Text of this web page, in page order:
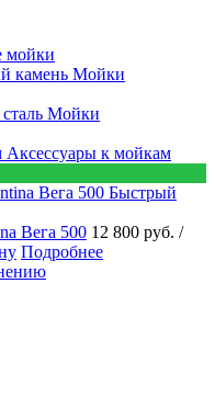
мойки
Мойки
Мойки
Аксессуары к мойкам
Быстрый
Вега 500 12 800 руб. /
Подробнее